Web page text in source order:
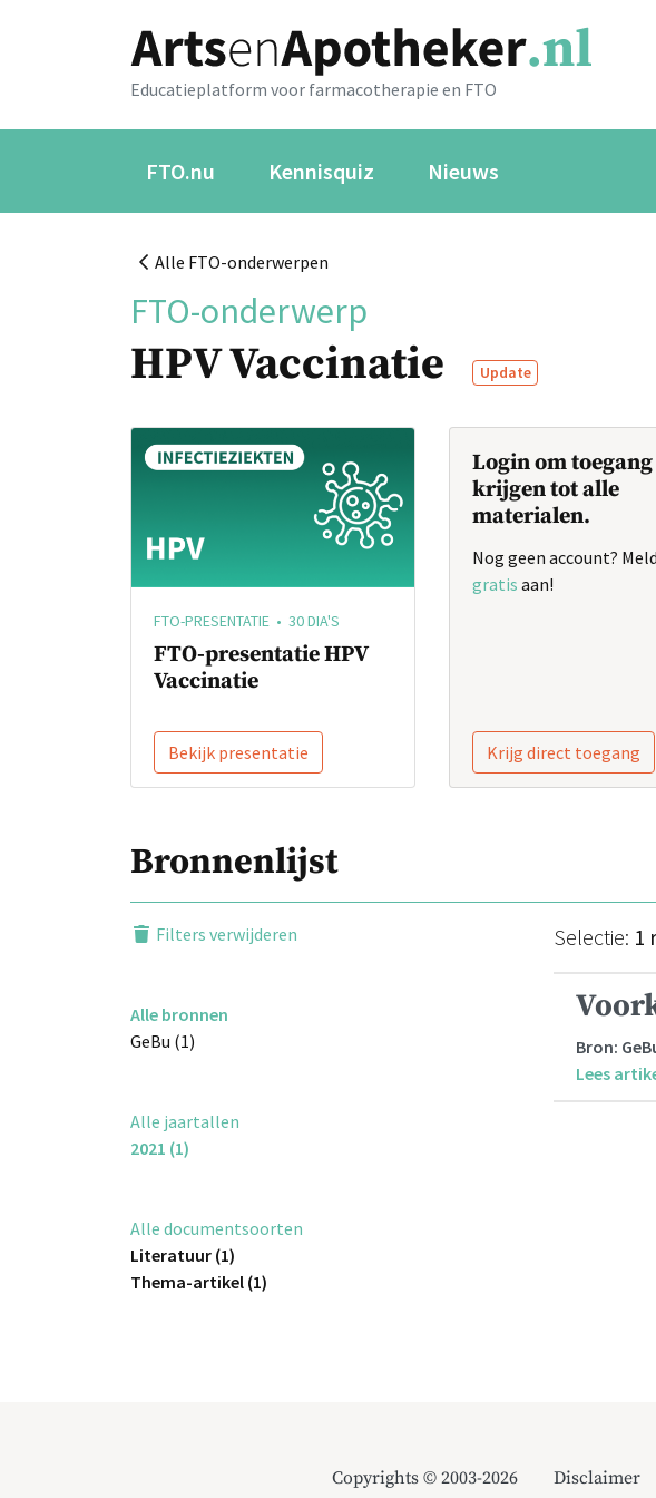
Educatieplatform voor farmacotherapie en FTO
FTO.nu Kennisquiz Nieuws
Alle FTO-onderwerpen
FTO-onderwerp
HPV Vaccinatie Update
FTO-PRESENTATIE • 30 DIA'S
FTO-presentatie HPV
Vaccinatie
Bekijk presentatie
Login om
krijgen tot alle
materialen.
Nog geen account?
gratis aan!
Krijg direct toegang
Bronnenlijst
Filters verwijderen
Alle bronnen
GeBu (1)
Alle jaartallen
2021 (1)
Alle documentsoorten
Literatuur (1)
Thema-artikel (1)
Selectie: 1
Bron:
Lees
Copyrights © 2003-2026 Disclaimer